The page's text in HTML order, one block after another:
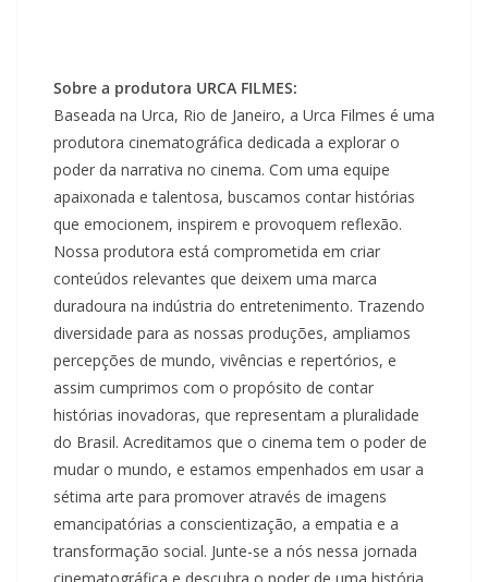
Sobre a produtora URCA FILMES:
Baseada na Urca, Rio de Janeiro, a Urca Filmes é uma
produtora cinematográfica dedicada a explorar o
poder da narrativa no cinema. Com uma equipe
apaixonada e talentosa, buscamos contar histórias
que emocionem, inspirem e provoquem reflexão.
Nossa produtora está comprometida em criar
conteúdos relevantes que deixem uma marca
duradoura na indústria do entretenimento. Trazendo
diversidade para as nossas produções, ampliamos
percepções de mundo, vivências e repertórios, e
assim cumprimos com o propósito de contar
histórias inovadoras, que representam a pluralidade
do Brasil. Acreditamos que o cinema tem o poder de
mudar o mundo, e estamos empenhados em usar a
sétima arte para promover através de imagens
emancipatórias a conscientização, a empatia e a
transformação social. Junte-se a nós nessa jornada